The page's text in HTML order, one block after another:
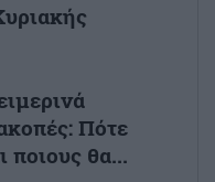
Πότε
ποιους θα...